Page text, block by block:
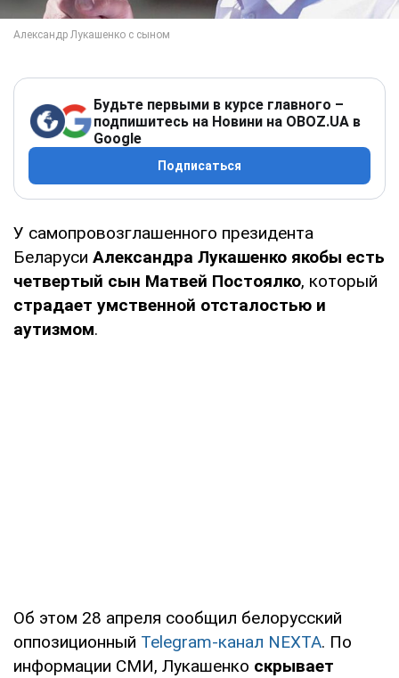
Будьте первыми в курсе главного –
подпишитесь на Новини на OBOZ.UA в
Google
Подписаться
У самопровозглашенного президента
Беларуси Александра Лукашенко якобы есть
четвертый сын Матвей Постоялко, который
страдает умственной отсталостью и
аутизмом.
Об этом 28 апреля сообщил белорусский
оппозиционный Telegram-канал NEXTA. По
информации СМИ, Лукашенко скрывает